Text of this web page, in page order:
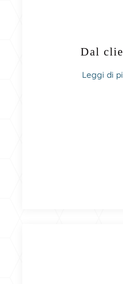
Dal
Leggi di